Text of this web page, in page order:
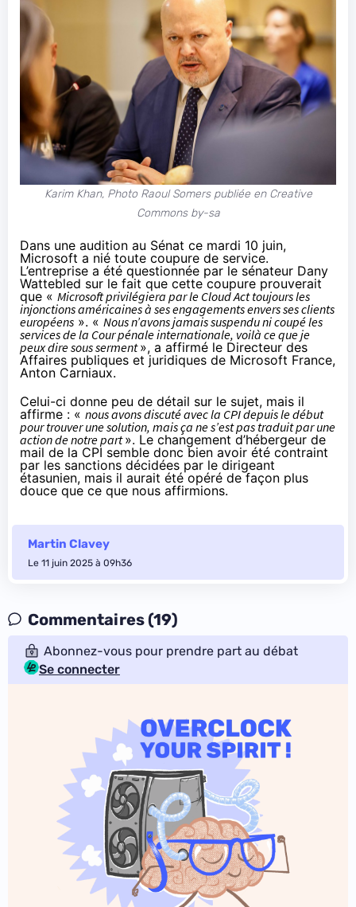
Karim Khan, Photo Raoul Somers publiéeen Creative
Commons by-sa
Dans une audition au Sénat ce mardi 10 juin,
Microsoft a nié toute coupure de service.
L’entreprise a été questionnée par le sénateur Dany
Wattebled sur le fait que cette coupure prouverait
que « Microsoft privilégiera par le Cloud Act toujours les
injonctions américaines à ses engagements envers ses clients
européens ». « Nous n’avons jamais suspendu ni coupé les
services de la Cour pénale internationale, voilà ce que je
peux dire sous serment», a affirmé le Directeur des
Affaires publiques et juridiques de Microsoft France,
Anton Carniaux.
Celui-ci donne peu de détail sur le sujet, mais il
affirme : « nous avons discuté avec la CPI depuis le début
pour trouver une solution, mais ça ne s’est pas traduit par une
action de notre part». Le changement d’hébergeur de
mail de la CPI semble donc bien avoir été contraint
par les sanctions décidées par le dirigeant
étasunien, mais il aurait été opéré de façon plus
douce que ce que nous affirmions.
Martin Clavey
Le 11 juin 2025 à 09h36
Commentaires (19)
Abonnez-vous pour prendre part au débat
Se connecter